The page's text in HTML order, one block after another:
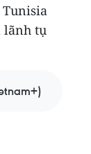
Tunisia
lãnh tụ